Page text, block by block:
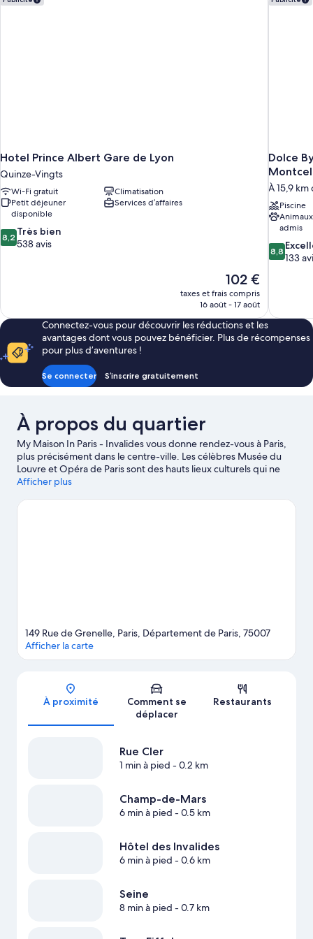
With
One-
Hotel Prince Albert Gare de Lyon
Quinze-Vingts
Wi-Fi gratuit
Climatisation
Petit déjeuner
disponible
Services d’affaires
8.2
sur
8,2 Très bien
538 avis
Le
nouveau
prix
de
102 €
102 €
taxes et frais compris
16 août - 17 août
Dolce
Montcel
À 15,9
Piscine
admis
8.8
sur
8,8
133
Connectez-vous pour découvrir les réductions et les
avantages dont vous pouvez bénéficier. Plus de récompenses
pour plus d’aventures !
Se connecter S’inscrire gratuitement
À propos du quartier
My Maison In Paris - Invalides vous donne rendez-vous à Paris,
plus précisément dans le centre-ville. Les célèbres Musée du
Louvre et Opéra de Paris sont des hauts lieux culturels qui ne
vous laisseront pas sur votre faim. Et pour assouvir votre soif de
Cler et Champs-Élysées. Consultez l'affiche de l'emblématique
Afficher plus
Carte
149 Rue de Grenelle, Paris, Département de Paris, 75007
Afficher la carte
À proximité
Comment se
déplacer
Restaurants
Rue Cler
1 min à pied - 0.2 km
Champ-de-Mars
6 min à pied - 0.5 km
Hôtel des Invalides
6 min à pied - 0.6 km
Seine
8 min à pied - 0.7 km